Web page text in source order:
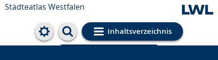
Städteatlas Westfalen
Inhaltsverzeichnis
Cookie-Einstellungen